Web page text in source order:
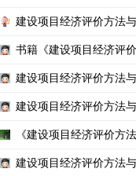
建设项目经济评价方法
书籍《建设项目经济评
建设项目经济评价方法
建设项目经济评价方法
《建设项目经济评价方
建设项目经济评价方法